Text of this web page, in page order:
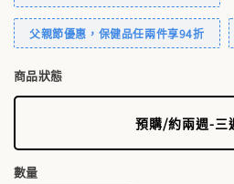
父親節優惠，保健品任兩件享94折
商品狀態
預購/約兩週-三
數量